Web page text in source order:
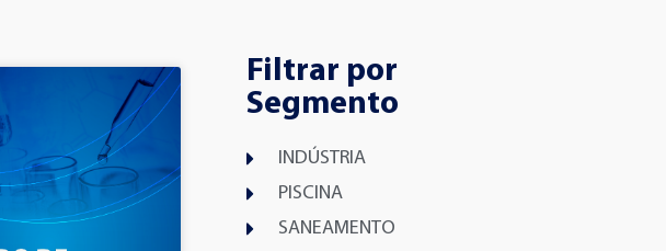
Filtrar por
Segmento
INDÚSTRIA
PISCINA
SANEAMENTO